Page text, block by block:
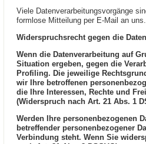
Viele Datenverarbeitungsvorgänge
formlose Mitteilung per E-Mail an
Widerspruchsrecht gegen die
Wenn die Datenverarbeitung auf
Situation ergeben, gegen die
Profiling. Die jeweilige
wir Ihre betroffenen
die Ihre Interessen, Rechte und
(Widerspruch nach Art. 21 Abs. 1
Werden Ihre personenbezogenen
betreffender personenbezogener
Verbindung steht. Wenn Sie